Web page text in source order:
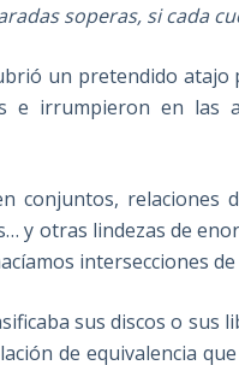
soperas, si cada
un pretendido atajo
e irrumpieron en las
relaciones
y otras lindezas de
intersecciones
sus discos o sus
de equivalencia